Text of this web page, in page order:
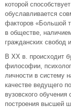
которой
обуславливается
факторов «Большой
в обществе,
гражданских свобод
В XX в. происходит
философии,
личности в систему
качестве ведущего
вузовского
построения высшей